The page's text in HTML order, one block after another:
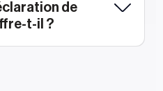
de
t-il ?